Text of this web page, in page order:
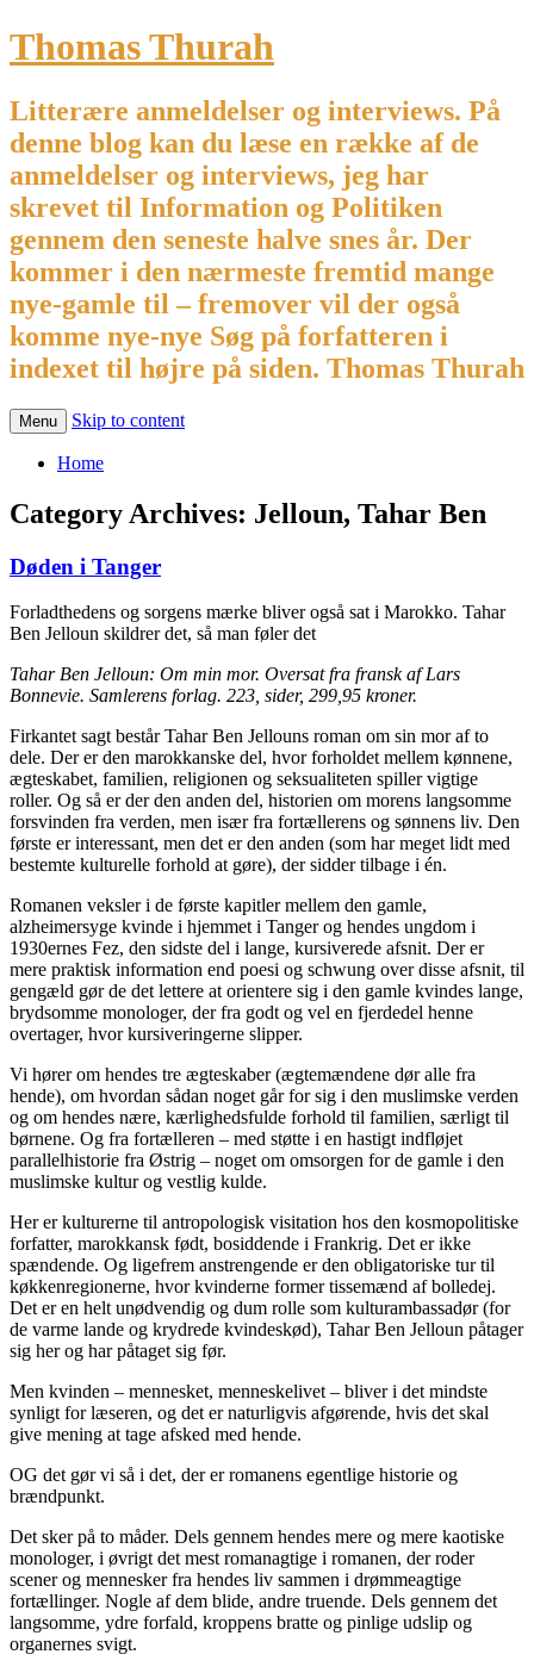
Thomas Thurah
Litterære anmeldelser og interviews. På
denne blog kan du læse en række af de
anmeldelser og interviews, jeg har
skrevet til Information og Politiken
gennem den seneste halve snes år. Der
kommer i den nærmeste fremtid mange
nye-gamle til – fremover vil der også
komme nye-nye Søg på forfatteren i
indexet til højre på siden. Thomas Thurah
Menu Skip to content
Home
Category Archives: Jelloun, Tahar Ben
Døden i Tanger
Forladthedens og sorgens mærke bliver også sat i Marokko. Tahar
Ben Jelloun skildrer det, så man føler det
Tahar Ben Jelloun: Om min mor. Oversat fra fransk af Lars
Bonnevie. Samlerens forlag. 223, sider, 299,95 kroner.
Firkantet sagt består Tahar Ben Jellouns roman om sin mor af to
dele. Der er den marokkanske del, hvor forholdet mellem kønnene,
ægteskabet, familien, religionen og seksualiteten spiller vigtige
roller. Og så er der den anden del, historien om morens langsomme
forsvinden fra verden, men især fra fortællerens og sønnens liv. Den
første er interessant, men det er den anden (som har meget lidt med
bestemte kulturelle forhold at gøre), der sidder tilbage i én.
Romanen veksler i de første kapitler mellem den gamle,
alzheimersyge kvinde i hjemmet i Tanger og hendes ungdom i
1930ernes Fez, den sidste del i lange, kursiverede afsnit. Der er
mere praktisk information end poesi og schwung over disse afsnit, til
gengæld gør de det lettere at orientere sig i den gamle kvindes lange,
brydsomme monologer, der fra godt og vel en fjerdedel henne
overtager, hvor kursiveringerne slipper.
Vi hører om hendes tre ægteskaber (ægtemændene dør alle fra
hende), om hvordan sådan noget går for sig i den muslimske verden
og om hendes nære, kærlighedsfulde forhold til familien, særligt til
børnene. Og fra fortælleren – med støtte i en hastigt indfløjet
parallelhistorie fra Østrig – noget om omsorgen for de gamle i den
muslimske kultur og vestlig kulde.
Her er kulturerne til antropologisk visitation hos den kosmopolitiske
forfatter, marokkansk født, bosiddende i Frankrig. Det er ikke
spændende. Og ligefrem anstrengende er den obligatoriske tur til
køkkenregionerne, hvor kvinderne former tissemænd af bolledej.
Det er en helt unødvendig og dum rolle som kulturambassadør (for
de varme lande og krydrede kvindeskød), Tahar Ben Jelloun påtager
sig her og har påtaget sig før.
Men kvinden – mennesket, menneskelivet – bliver i det mindste
synligt for læseren, og det er naturligvis afgørende, hvis det skal
give mening at tage afsked med hende.
OG det gør vi så i det, der er romanens egentlige historie og
brændpunkt.
Det sker på to måder. Dels gennem hendes mere og mere kaotiske
monologer, i øvrigt det mest romanagtige i romanen, der roder
scener og mennesker fra hendes liv sammen i drømmeagtige
fortællinger. Nogle af dem blide, andre truende. Dels gennem det
langsomme, ydre forfald, kroppens bratte og pinlige udslip og
organernes svigt.